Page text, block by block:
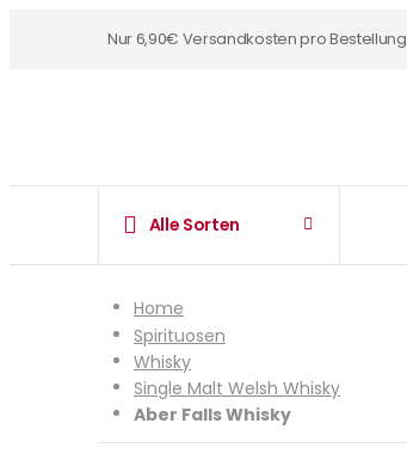
Nur 6,90€ Versandkosten pro Bestellung
Alle Sorten
Home
Spirituosen
Whisky
Single Malt Welsh Whisky
Aber Falls Whisky